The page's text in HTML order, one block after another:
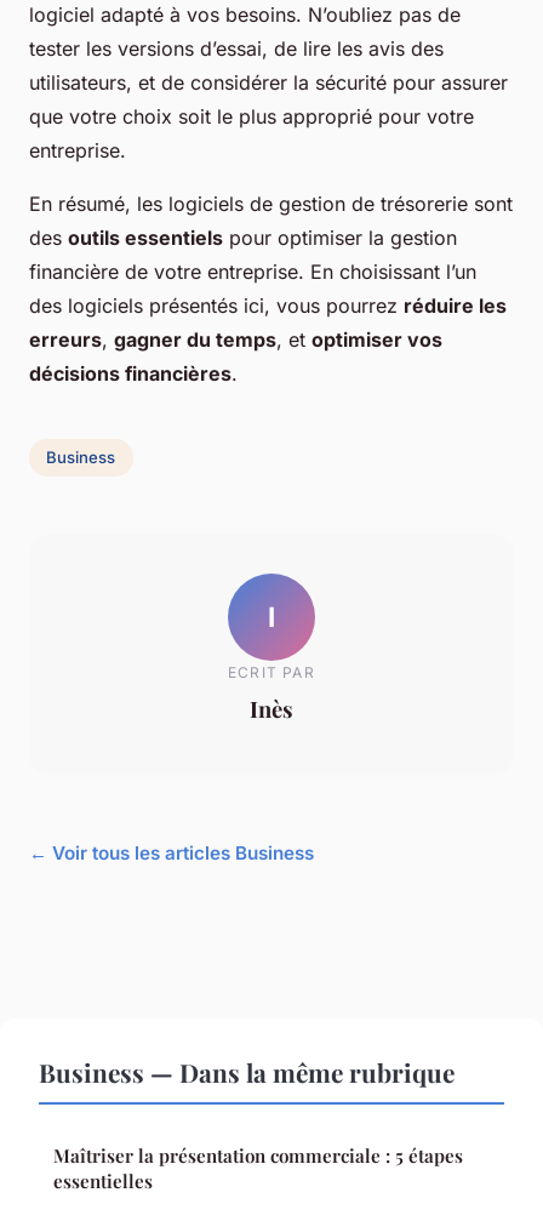
logiciel adapté à vos besoins. N’oubliez pas de
tester les versions d’essai, de lire les avis des
utilisateurs, et de considérer la sécurité pour assurer
que votre choix soit le plus approprié pour votre
entreprise.
En résumé, les logiciels de gestion de trésorerie sont
des outils essentiels pour optimiser la gestion
financière de votre entreprise. En choisissant l’un
des logiciels présentés ici, vous pourrez réduire les
erreurs, gagner du temps, et optimiser vos
décisions financières.
Business
I
ECRIT PAR
Inès
← Voir tous les articles Business
Business — Dans la même rubrique
Maîtriser la présentation commerciale : 5 étapes
essentielles